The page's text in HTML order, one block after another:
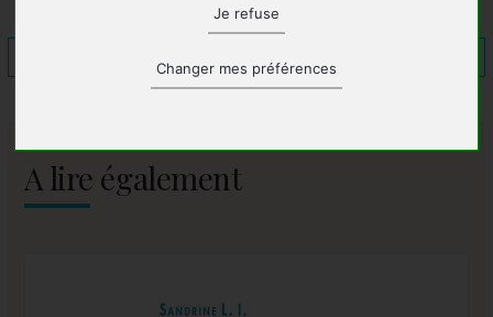
Je refuse
Changer mes préférences
A lire également